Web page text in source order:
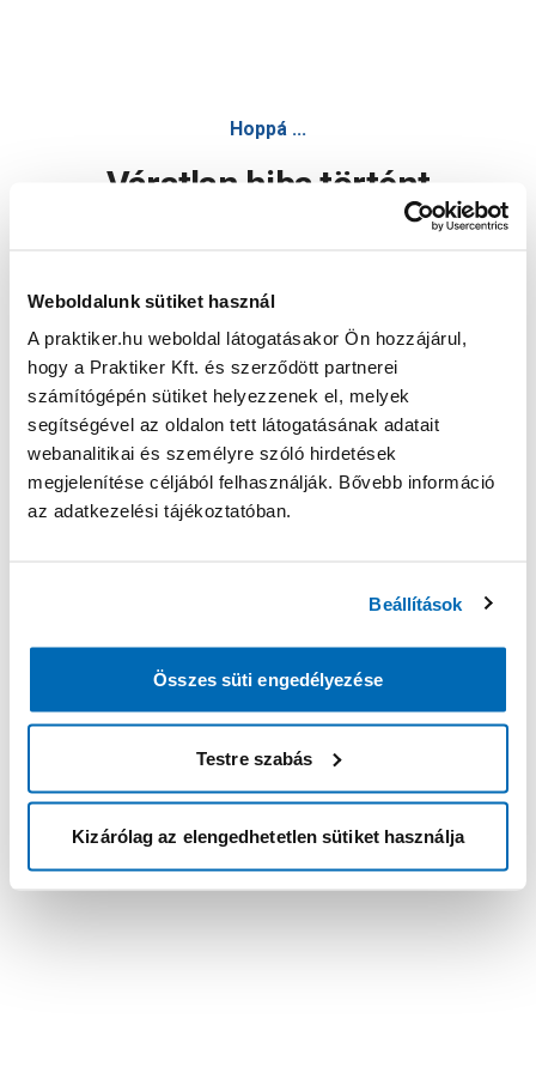
Weboldalunk sütiket használ
A praktiker.hu weboldal látogatásakor Ön hozzájárul,
hogy a Praktiker Kft. és szerződött partnerei
számítógépén sütiket helyezzenek el, melyek
segítségével az oldalon tett látogatásának adatait
webanalitikai és személyre szóló hirdetések
megjelenítése céljából felhasználják. Bővebb információ
az adatkezelési tájékoztatóban.
Beállítások
Összes süti engedélyezése
Testre szabás
Kizárólag az elengedhetetlen sütiket használja
Hoppá ...
Váratlan hiba történt
Oldal újratöltése